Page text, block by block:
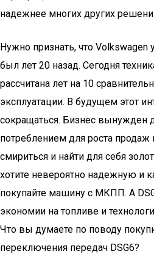
надежнее многих других
Нужно признать, что Volkswagen
был лет 20 назад. Сегодня
рассчитана лет на 10
эксплуатации. В будущем этот
сокращаться. Бизнес вынужден
потреблением для роста
смириться и найти для себя
хотите невероятно надежную и
покупайте машину с МКПП. А
экономии на топливе и
Что вы думаете по поводу
переключения передач DSG6?